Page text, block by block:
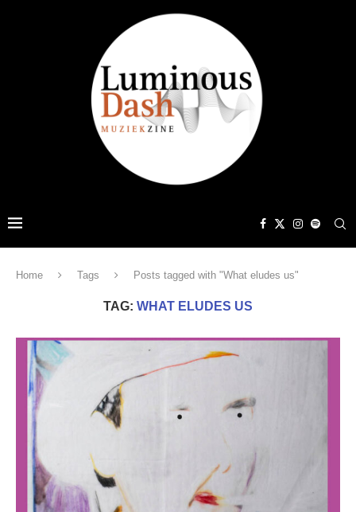
Home Tags Posts tagged with "What eludes us"
TAG: WHAT ELUDES US